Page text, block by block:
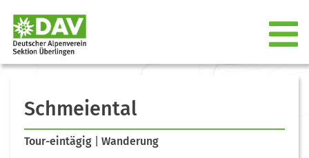
Schmeiental
Tour-eintägig Wanderung